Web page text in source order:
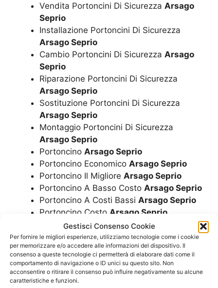
Gestisci Consenso Cookie
Per fornire le migliori esperienze, utilizziamo tecnologie come i cookie
per memorizzare e/o accedere alle informazioni del dispositivo. Il
consenso a queste tecnologie ci permetterà di elaborare dati come il
comportamento di navigazione o ID unici su questo sito. Non
acconsentire o ritirare il consenso può influire negativamente su alcune
caratteristiche e funzioni.
Vendita Portoncini Di Sicurezza Arsago
Seprio
Installazione Portoncini Di Sicurezza
Arsago Seprio
Cambio Portoncini Di Sicurezza Arsago
Seprio
Riparazione Portoncini Di Sicurezza
Arsago Seprio
Sostituzione Portoncini Di Sicurezza
Arsago Seprio
Montaggio Portoncini Di Sicurezza
Arsago Seprio
Portoncino Arsago Seprio
Portoncino Economico Arsago Seprio
Portoncino Il Migliore Arsago Seprio
Portoncino A Basso Costo Arsago Seprio
Portoncino A Costi Bassi Arsago Seprio
Portoncino Costo Arsago Seprio
Portoncino CostiArsago Seprio
Portoncino Quanto CostaArsago Seprio
Portoncino PrezzoArsago Seprio
Portoncino PrezziArsago Seprio
Portoncino Informazioni Arsago Seprio
Portoncino A Chi Rivolgersi